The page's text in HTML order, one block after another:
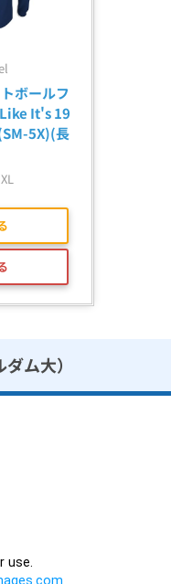
ボールフ
It's 19
5X)(長
ム大）